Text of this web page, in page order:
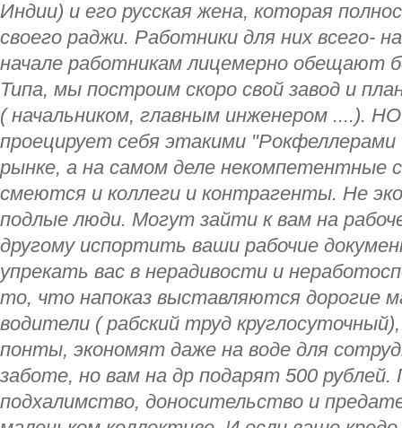
Индии) и его русская жена, которая
своего раджи. Работники для них всего-
начале работникам лицемерно обещают
Типа, мы построим скоро свой завод и
( начальником, главным инженером ....).
проецирует себя этакими
рынке, а на самом деле некомпетентные
смеются и коллеги и контрагенты. Не
подлые люди. Могут зайти к вам на
другому испортить ваши рабочие
упрекать вас в нерадивости и
то, что напоказ выставляются дорогие
водители ( рабский труд
понты, экономят даже на воде для
заботе, но вам на др подарят 500
подхалимство, доносительство и